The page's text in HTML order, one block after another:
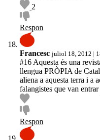
2
Respon
Francesc juliol 18, 2012 |
#16 Aquesta és una
llengua PRÒPIA de
aliena a aquesta terra i a
falangistes que van
Respon